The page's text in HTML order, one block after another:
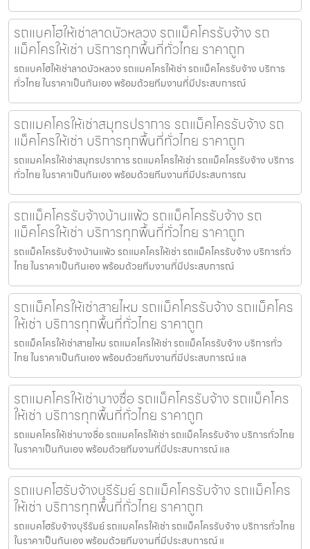
รถแบคโฮให้เช่าลาดบัวหลวง รถแม็คโครรับจ้าง รถ
แม็คโครให้เช่า บริการทุกพื้นที่ทั่วไทย ราคาถูก
รถแบคโฮให้เช่าลาดบัวหลวง รถแมคโครให้เช่า รถแม็คโครรับจ้าง บริการ
ทั่วไทย ในราคาเป็นกันเอง พร้อมด้วยทีมงานที่มีประสบการณ์
รถแมคโครให้เช่าสมุทรปราการ รถแม็คโครรับจ้าง รถ
แม็คโครให้เช่า บริการทุกพื้นที่ทั่วไทย ราคาถูก
รถแมคโครให้เช่าสมุทรปราการ รถแมคโครให้เช่า รถแม็คโครรับจ้าง บริการ
ทั่วไทย ในราคาเป็นกันเอง พร้อมด้วยทีมงานที่มีประสบการณ
รถแม็คโครรับจ้างบ้านแพ้ว รถแม็คโครรับจ้าง รถ
แม็คโครให้เช่า บริการทุกพื้นที่ทั่วไทย ราคาถูก
รถแม็คโครรับจ้างบ้านแพ้ว รถแมคโครให้เช่า รถแม็คโครรับจ้าง บริการทั่ว
ไทย ในราคาเป็นกันเอง พร้อมด้วยทีมงานที่มีประสบการณ์
รถแม็คโครให้เช่าสายไหม รถแม็คโครรับจ้าง รถแม็คโคร
ให้เช่า บริการทุกพื้นที่ทั่วไทย ราคาถูก
รถแม็คโครให้เช่าสายไหม รถแมคโครให้เช่า รถแม็คโครรับจ้าง บริการทั่ว
ไทย ในราคาเป็นกันเอง พร้อมด้วยทีมงานที่มีประสบการณ์ แล
รถแมคโครให้เช่าบางซื่อ รถแม็คโครรับจ้าง รถแม็คโคร
ให้เช่า บริการทุกพื้นที่ทั่วไทย ราคาถูก
รถแมคโครให้เช่าบางซื่อ รถแมคโครให้เช่า รถแม็คโครรับจ้าง บริการทั่วไทย
ในราคาเป็นกันเอง พร้อมด้วยทีมงานที่มีประสบการณ์ แล
รถแบคโฮรับจ้างบุรีรัมย์ รถแม็คโครรับจ้าง รถแม็คโคร
ให้เช่า บริการทุกพื้นที่ทั่วไทย ราคาถูก
รถแบคโฮรับจ้างบุรีรัมย์ รถแมคโครให้เช่า รถแม็คโครรับจ้าง บริการทั่วไทย
ในราคาเป็นกันเอง พร้อมด้วยทีมงานที่มีประสบการณ์ แ